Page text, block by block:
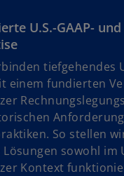
U.S.-GAAP-
tiefgehendes
einem fundierten
So stellen
sowohl im
Kontext